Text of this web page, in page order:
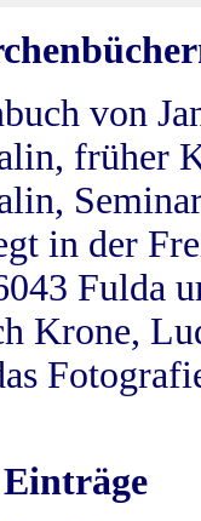
von
früher
in der
Fulda
Krone,